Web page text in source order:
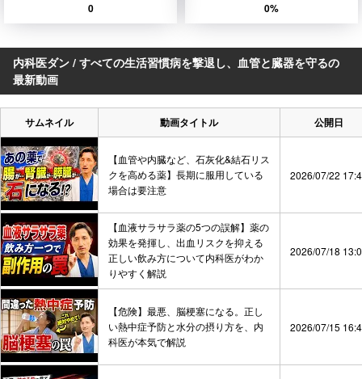
0 0%
内科医ダン / すべての生活習慣病を撃退し、血管と臓器を守るの
最新動画
サムネイル 動画タイトル 公開日
【血管や内臓など、石灰化&結石リス
クを高める薬】長期に服用している
場合は要注意
2026/07/22
【血液サラサラ薬の5つの誤解】薬の
効果を発揮し、出血リスクを抑える
正しい飲み方について内科医がわか
りやすく解説
2026/07/18
【危険】最悪、脳梗塞になる。正し
い熱中症予防と水分の摂り方を、内
科医が本気で解説
2026/07/15